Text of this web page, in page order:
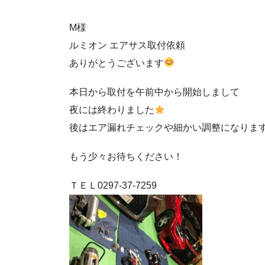
M様
ルミオン エアサス取付依頼
ありがとうございます
本日から取付を午前中から開始しまして
夜には終わりました
後はエア漏れチェックや細かい調整になりま
もう少々お待ちください！
ＴＥＬ0297-37-7259